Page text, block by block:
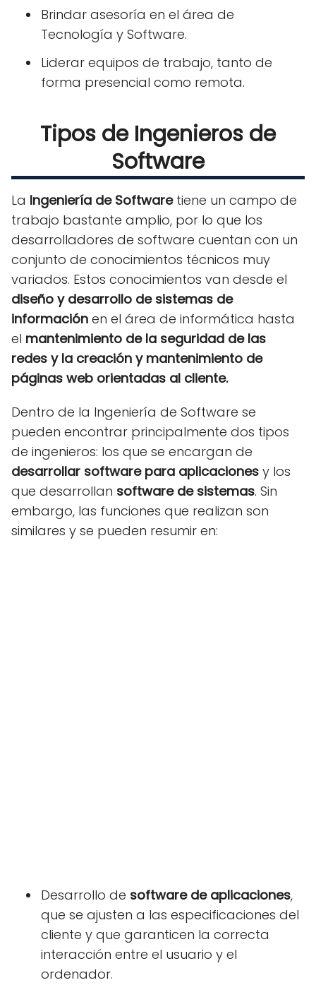
Brindar asesoría en el área de
Tecnología y Software.
Liderar equipos de trabajo, tanto de
forma presencial como remota.
Tipos de Ingenieros de
Software
La Ingeniería de Softwaretiene un campo de
trabajo bastante amplio, por lo que los
desarrolladores de software cuentan con un
conjunto de conocimientos técnicos muy
variados. Estos conocimientos van desde el
diseño y desarrollo de sistemas de
información en el área de informática hasta
el mantenimiento de la seguridad de las
redes y la creación y mantenimiento de
páginas web orientadas al cliente.
Dentro de la Ingeniería de Software se
pueden encontrar principalmente dos tipos
de ingenieros: los que se encargan de
desarrollar software para aplicaciones y los
que desarrollan software de sistemas. Sin
embargo, las funciones que realizan son
similares y se pueden resumir en:
Desarrollo de software de aplicaciones,
que se ajusten a las especificaciones del
cliente y que garanticen la correcta
interacción entre el usuario y el
ordenador.